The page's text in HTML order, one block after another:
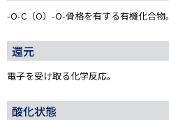
-O-C（O）-O-骨格を有する有機化合物。
還元
電子を受け取る化学反応。
酸化状態